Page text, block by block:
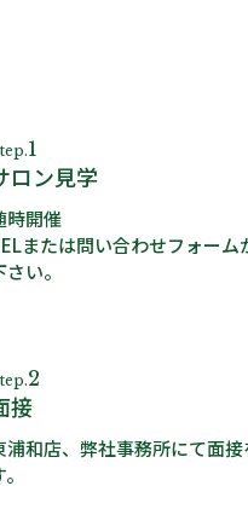
1
ロン見学
時開催
または問い合わせフォーム
さい。
2
接
浦和店、弊社事務所にて面接